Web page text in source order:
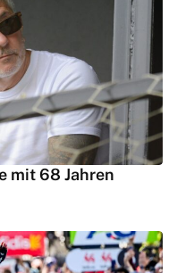
mit 68 Jahren